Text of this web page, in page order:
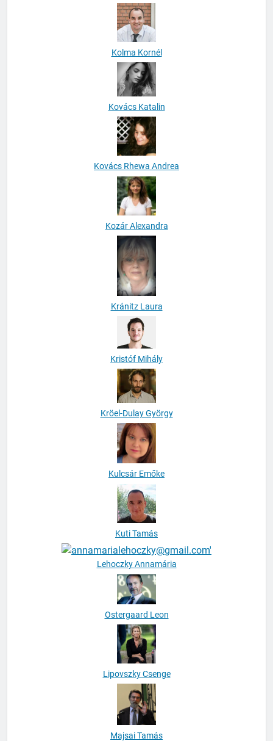
Kolma Kornél
Kovács Katalin
Kovács Rhewa Andrea
Kozár Alexandra
Kránitz Laura
Kristóf Mihály
Kröel-Dulay György
Kulcsár Emőke
Kuti Tamás
Lehoczky Annamária
Ostergaard Leon
Lipovszky Csenge
Majsai Tamás